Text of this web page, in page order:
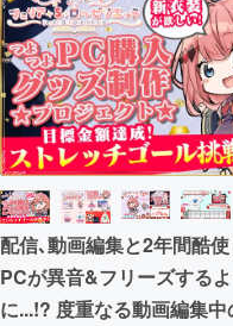
テクノロジー
映像・映画
ビジネス・起
まちづくり・
CAMPFIRE for
配信､動画編集と2年間酷
PCが異音&フリーズする
に...!? 度重なる動画編集中